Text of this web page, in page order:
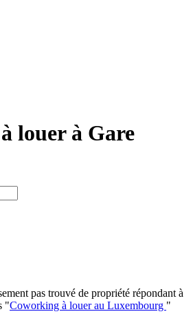
louer à Gare
pas trouvé de propriété répondant à
"Coworking à louer au Luxembourg "